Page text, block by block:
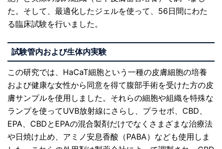
た。そして、最適化したジェルを使って、56日間にわた
る臨床試験を行いました。
試験管内および生体内実験
この研究では、HaCaT細胞という一種の皮膚細胞の培養
および健康な女性から同意を得て腹部手術を受けた方の皮
膚サンプルを使用しました。それらの細胞や組織を特殊な
ランプを使ってUVB放射線にさらし、プラセボ、CBD、
EPA、CBDとEPAの混合製剤だけでなくさまざまな治療法
や日焼け止め、アミノ安息香酸（PABA）なども使用しま